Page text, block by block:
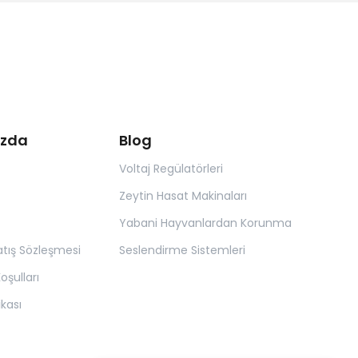
Sözleşmesi
Blog
Voltaj Regülatörleri
Zeytin Hasat Makinaları
Yabani Hayvanlardan Korunma
Seslendirme Sistemleri